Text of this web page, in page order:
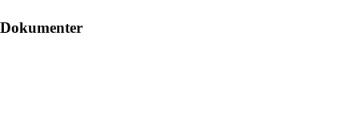
Dokumenter